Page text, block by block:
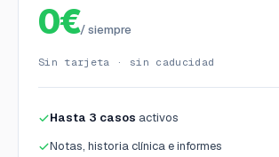
0€/ siempre
Sin tarjeta · sin caducidad
Hasta 3 casos activos
Notas, historia clínica e informes